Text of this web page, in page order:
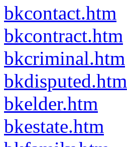
bkcontact.htm
bkcontract.htm
bkcriminal.htm
bkdisputed.htm
bkelder.htm
bkestate.htm